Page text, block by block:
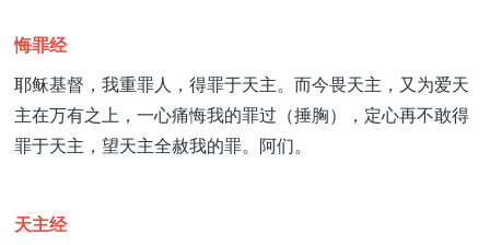
悔罪经
耶稣基督，我重罪人，得罪于天主。而今畏天主，又为爱天
主在万有之上，一心痛悔我的罪过（捶胸），定心再不敢得
罪于天主，望天主全赦我的罪。阿们。
天主经